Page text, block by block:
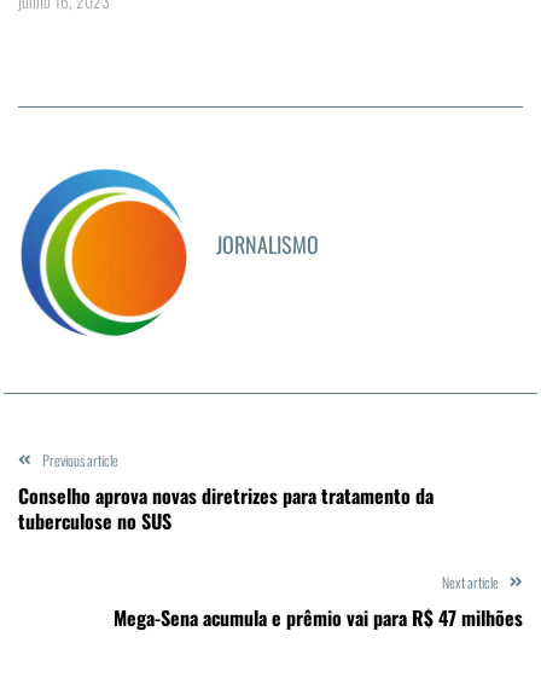
JORNALISMO
Previous article
Conselho aprova novas diretrizes para tratamento da
tuberculose no SUS
Next article
Mega-Sena acumula e prêmio vai para R$ 47 milhões